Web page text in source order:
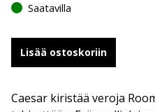
Saatavilla
Lisää ostoskoriin
Caesar kiristää veroja